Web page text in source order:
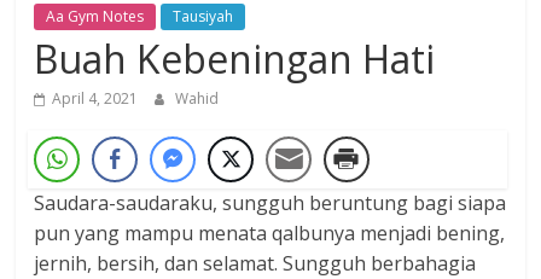
Aa Gym Notes Tausiyah
Buah Kebeningan Hati
April 4, 2021 Wahid
Saudara-saudaraku, sungguh beruntung bagi siapa
pun yang mampu menata qalbunya menjadi bening,
jernih, bersih, dan selamat. Sungguh berbahagia